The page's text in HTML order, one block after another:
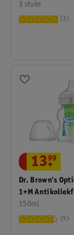
3 stuks
3
Dr. Brown's
1+M
Brede Hals
150ml
13.
99
9